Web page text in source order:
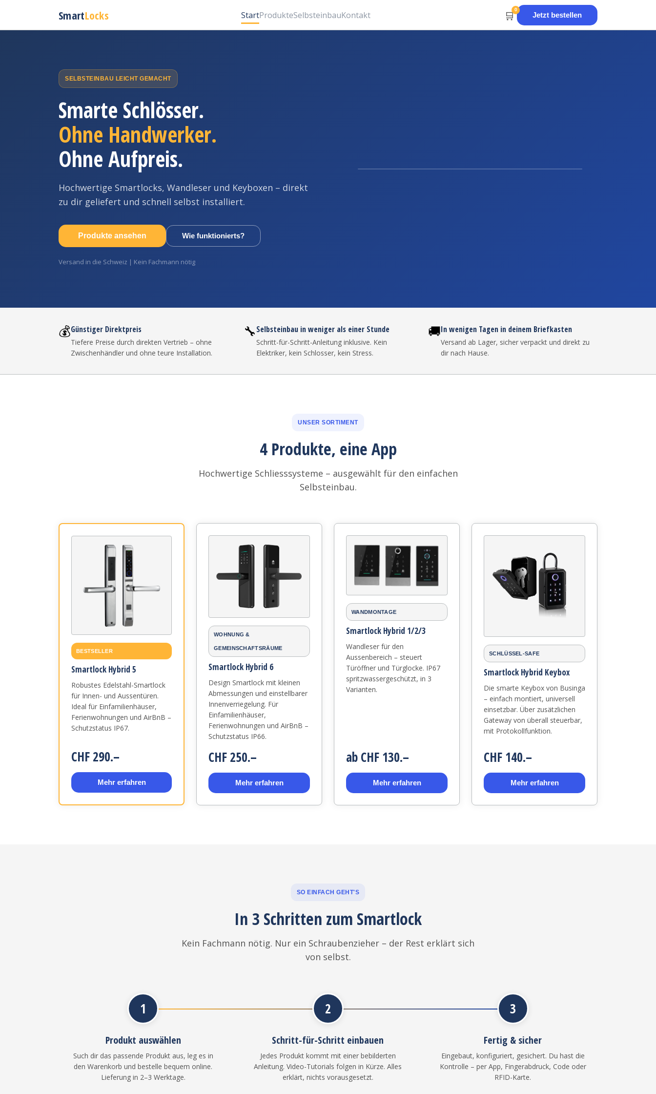
SmartLocks StartProdukteSelbsteinbauKontakt 🛒0
Jetzt bestellen
SELBSTEINBAU LEICHT GEMACHT
Smarte Schlösser.
Ohne Handwerker.
Ohne Aufpreis.
Hochwertige Smartlocks, Wandleser und Keyboxen – direkt
zu dir geliefert und schnell selbst installiert.
Produkte ansehen Wie funktionierts?
Versand in die Schweiz | Kein Fachmann nötig
💰Günstiger Direktpreis
Tiefere Preise durch direkten Vertrieb – ohne
Zwischenhändler und ohne teure Installation.
🔧Selbsteinbau in weniger als einer Stunde
Schritt-für-Schritt-Anleitung inklusive. Kein
Elektriker, kein Schlosser, kein Stress.
🚚In wenigen Tagen in deinem Briefkasten
Versand ab Lager, sicher verpackt und direkt zu
dir nach Hause.
UNSER SORTIMENT
4 Produkte, eine App
Hochwertige Schliesssysteme – ausgewählt für den einfachen
Selbsteinbau.
BESTSELLER
Smartlock Hybrid 5
Robustes Edelstahl-Smartlock
für Innen- und Aussentüren.
Ideal für Einfamilienhäuser,
Ferienwohnungen und AirBnB –
Schutzstatus IP67.
CHF 290.–
Mehr erfahren
WOHNUNG &
GEMEINSCHAFTSRÄUME
Smartlock Hybrid 6
Design Smartlock mit kleinen
Abmessungen und einstellbarer
Innenverriegelung. Für
Einfamilienhäuser,
Ferienwohnungen und AirBnB –
Schutzstatus IP66.
CHF 250.–
Mehr erfahren
WANDMONTAGE
Smartlock Hybrid 1/2/3
Wandleser für den
Aussenbereich – steuert
Türöffner und Türglocke. IP67
spritzwassergeschützt, in 3
Varianten.
ab CHF 130.–
Mehr erfahren
SCHLÜSSEL-SAFE
Smartlock Hybrid Keybox
Die smarte Keybox von Businga
– einfach montiert, universell
einsetzbar. Über zusätzlichen
Gateway von überall steuerbar,
mit Protokollfunktion.
CHF 140.–
Mehr erfahren
SO EINFACH GEHT'S
In 3 Schritten zum Smartlock
Kein Fachmann nötig. Nur ein Schraubenzieher – der Rest erklärt sich
von selbst.
1
Produkt auswählen
Such dir das passende Produkt aus, leg es in
den Warenkorb und bestelle bequem online.
Lieferung in 2–3 Werktage.
2
Schritt-für-Schritt einbauen
Jedes Produkt kommt mit einer bebilderten
Anleitung. Video-Tutorials folgen in Kürze. Alles
erklärt, nichts vorausgesetzt.
3
Fertig & sicher
Eingebaut, konfiguriert, gesichert. Du hast die
Kontrolle – per App, Fingerabdruck, Code oder
RFID-Karte.